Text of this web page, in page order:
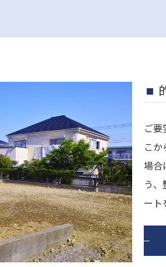
ご
こ
場合
う
ート